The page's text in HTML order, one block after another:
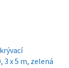
3 x 5 m, zelená